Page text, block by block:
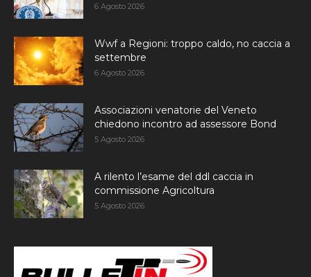
6 Agosto 2026
Wwf a Regioni: troppo caldo, no caccia a
settembre
6 Agosto 2026
Associazioni venatorie del Veneto
chiedono incontro ad assessore Bond
5 Agosto 2026
A rilento l’esame del ddl caccia in
commissione Agricoltura
5 Agosto 2026